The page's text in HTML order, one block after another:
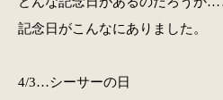
記念日がこんなにありました。
4/3…シーサーの日